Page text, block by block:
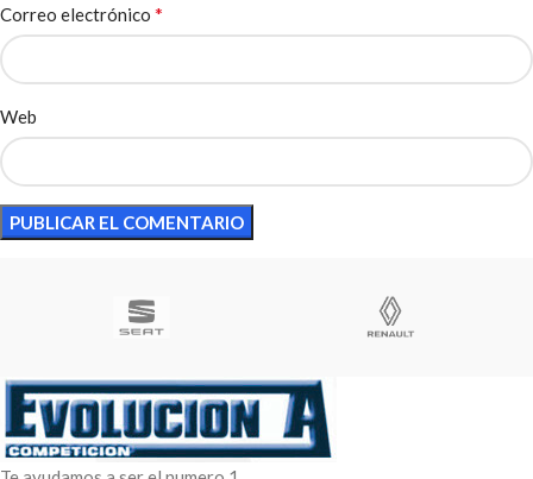
Correo electrónico *
Web